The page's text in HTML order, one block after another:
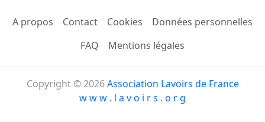
A propos Contact Cookies
Données personnelles
FAQ
Mentions légales
Copyright © 2026Association Lavoirs de France
w w w . l a v o i r s . o r g